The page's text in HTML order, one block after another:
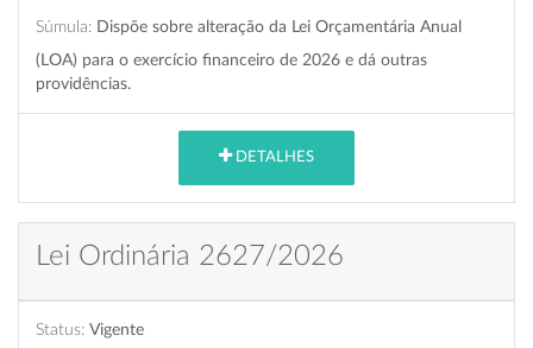
Súmula: Dispõe sobre alteração da Lei Orçamentária Anual
(LOA) para o exercício financeiro de 2026 e dá outras
providências.
DETALHES
Lei Ordinária 2627/2026
Status: Vigente